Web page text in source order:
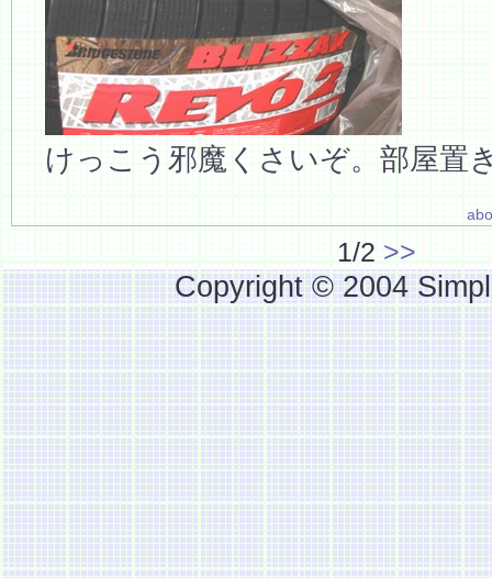
けっこう邪魔くさいぞ。部屋置
1/2 >>
Copyright © 2004